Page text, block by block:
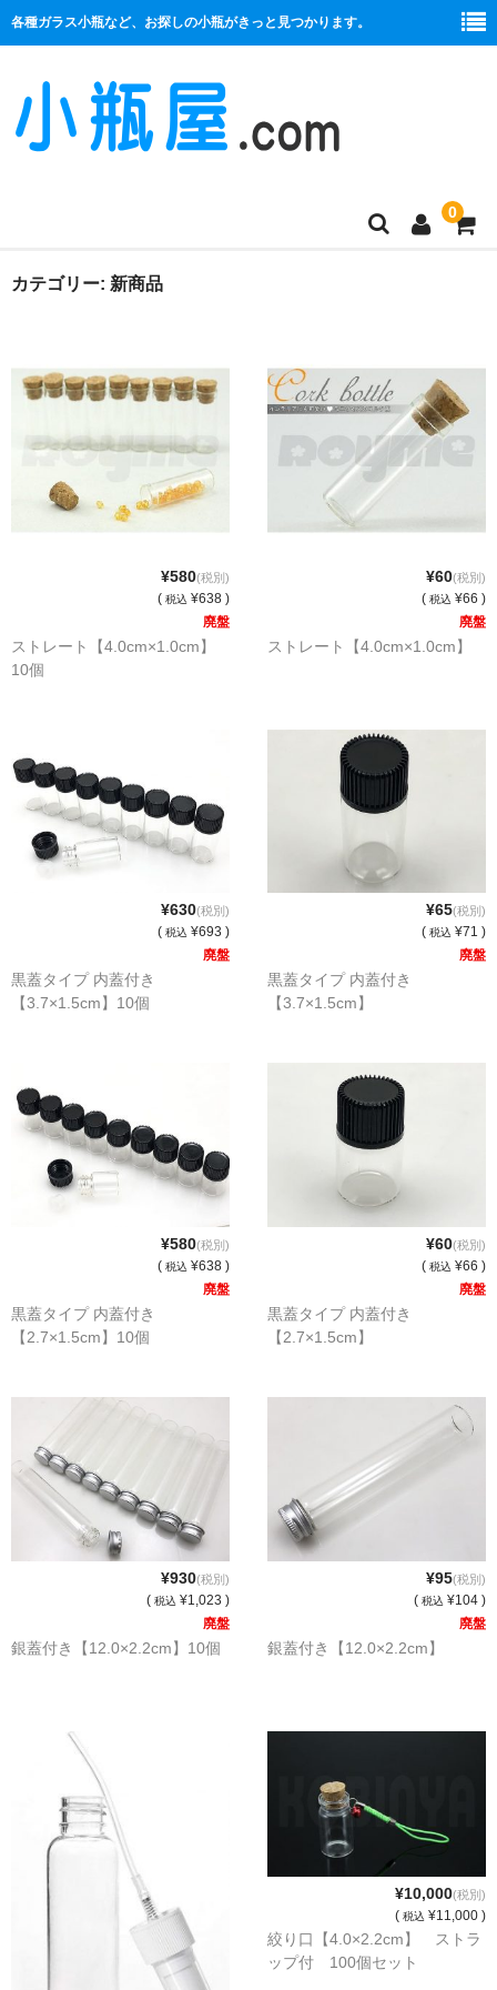
各種ガラス小瓶など、お探しの小瓶がきっと見つかります。
0
商品一覧
コルク栓
ストレート
ストラップ付き
ふた付き
単品
単品
アウトレット
お問い合わせ
カテゴリー: 新商品
¥580(税別)
( 税込 ¥638 )
廃盤
ストレート【4.0cm×1.0cm】
10個
¥60(税別)
( 税込 ¥66 )
廃盤
ストレート【4.0cm×1.0cm】
¥630(税別)
( 税込 ¥693 )
廃盤
黒蓋タイプ 内蓋付き
【3.7×1.5cm】10個
¥65(税別)
( 税込 ¥71 )
廃盤
黒蓋タイプ 内蓋付き
【3.7×1.5cm】
¥580(税別)
( 税込 ¥638 )
廃盤
黒蓋タイプ 内蓋付き
【2.7×1.5cm】10個
¥60(税別)
( 税込 ¥66 )
廃盤
黒蓋タイプ 内蓋付き
【2.7×1.5cm】
¥930(税別)
( 税込 ¥1,023 )
廃盤
銀蓋付き【12.0×2.2cm】10個
¥95(税別)
( 税込 ¥104 )
廃盤
銀蓋付き【12.0×2.2cm】
¥10,000(税別)
( 税込 ¥11,000 )
絞り口【4.0×2.2cm】 ストラ
ップ付 100個セット